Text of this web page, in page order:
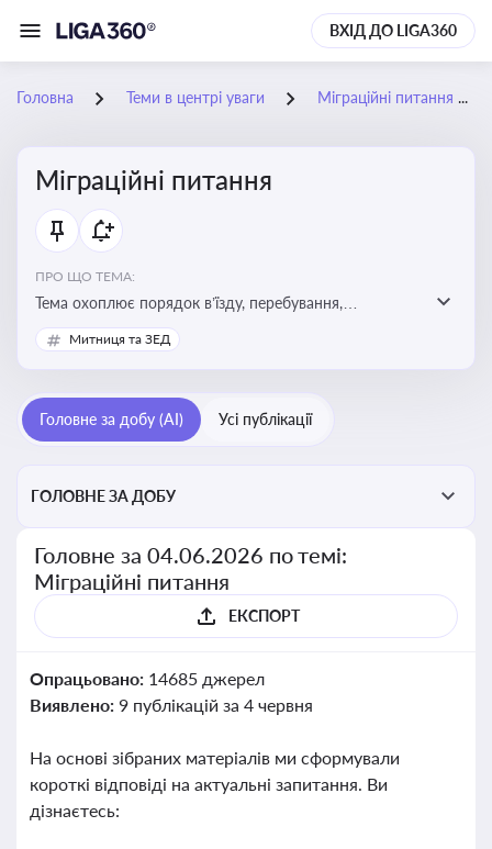
ВХІД ДО LIGA360
Головна Теми в центрі уваги Міграційні питання
Міграційні питання
ПРО ЩО ТЕМА:
Тема охоплює порядок в’їзду, перебування,
працевлаштування іноземців, а також набуття або
втрату громадянства України
Митниця та ЗЕД
Головне за добу (AI) Усі публікації
ГОЛОВНЕ ЗА ДОБУ
Головне за 04.06.2026 по темі:
Міграційні питання
ЕКСПОРТ
Опрацьовано: 14685 джерел
Виявлено: 9 публікацій за 4 червня
На основі зібраних матеріалів ми сформували
короткі відповіді на актуальні запитання. Ви
дізнаєтесь: